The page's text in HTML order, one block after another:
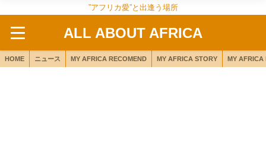
”アフリカ愛”と出逢う場所
ALL ABOUT AFRICA
HOME ニュース MY AFRICA RECOMEND MY AFRICA STORY MY AFRICA